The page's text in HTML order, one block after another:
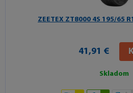
ZEETEX ZT8000 4S 195/65
41,91 €
Skladom